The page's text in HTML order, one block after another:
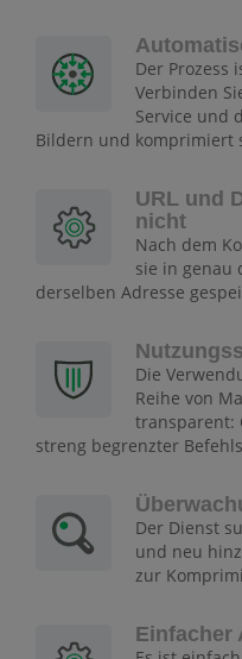
Der Prozess
Verbinden
Service und
Bildern und komprimiert
URL und
nicht
Nach dem
sie in genau
derselben Adresse
Die
Reihe von
transparent:
streng begrenzter
Der Dienst
und neu
zur
Einfacher